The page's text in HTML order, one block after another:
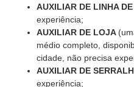
AUXILIAR DE LINHA
experiência;
AUXILIAR DE LOJA
médio completo,
cidade, não precisa
AUXILIAR DE
experiência;